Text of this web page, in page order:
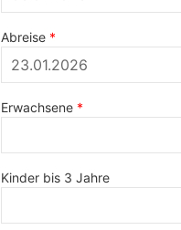
Abreise
Erwachsene
Kinder bis 3 Jahre